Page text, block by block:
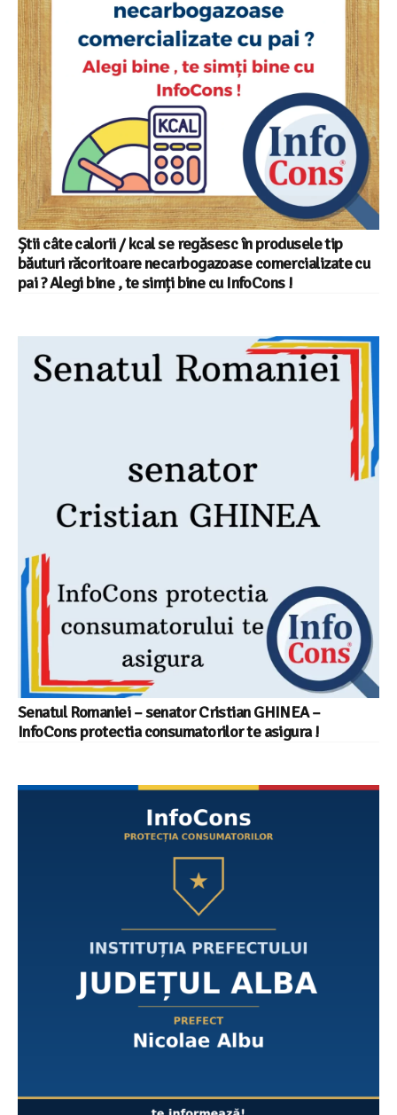
Știi câte calorii / kcal se regăsesc în produsele tip
băuturi răcoritoare necarbogazoase comercializate cu
pai ? Alegi bine , te simți bine cu InfoCons !
Senatul Romaniei – senator Cristian GHINEA –
InfoCons protectia consumatorilor te asigura !